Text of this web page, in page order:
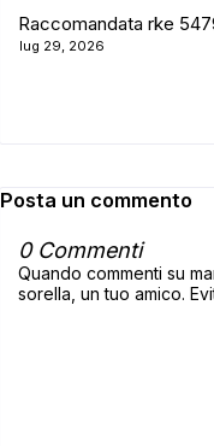
Raccomandata rke
lug 29, 2026
Posta un commento
0 Commenti
Quando commenti su
sorella, un tuo amico.